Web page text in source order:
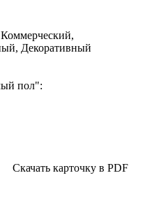
Декоративный
пол":
Скачать карточку в PDF